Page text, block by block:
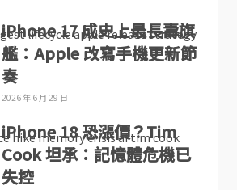
iPhone 17 成史上最長壽旗
艦：Apple 改寫手機更新節
奏
2026 年 6 月 29 日
iPhone 18 恐漲價？Tim
Cook 坦承：記憶體危機已
失控